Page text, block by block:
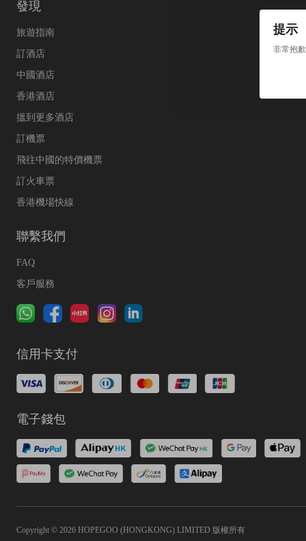
提示
非常抱
發現
旅遊指南
訂酒店
中國酒店
香港酒店
搵到更多酒店
訂機票
飛往中國的特價機票
訂火車票
香港機場快線
聯繫我們
FAQ
客戶服務
信用卡支付
電子錢包
Copyright © 2026 HOPEGOO (HONGKONG) LIMITED 版權所有